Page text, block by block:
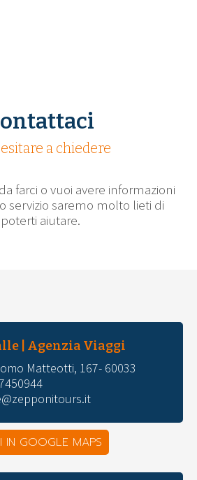
a chiedere
farci o vuoi avere informazioni
servizio saremo molto lieti di
poterti aiutare.
| Agenzia Viaggi
Matteotti, 167- 60033
IN GOOGLE MAPS